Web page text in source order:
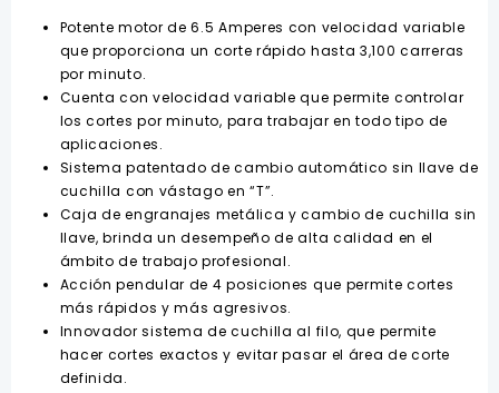
Potente motor de 6.5 Amperes con velocidad variable
que proporciona un corte rápido hasta 3,100 carreras
por minuto.
Cuenta con velocidad variable que permite controlar
los cortes por minuto, para trabajar en todo tipo de
aplicaciones.
Sistema patentado de cambio automático sin llave de
cuchilla con vástago en “T”.
Caja de engranajes metálica y cambio de cuchilla sin
llave, brinda un desempeño de alta calidad en el
ámbito de trabajo profesional.
Acción pendular de 4 posiciones que permite cortes
más rápidos y más agresivos.
Innovador sistema de cuchilla al filo, que permite
hacer cortes exactos y evitar pasar el área de corte
definida.